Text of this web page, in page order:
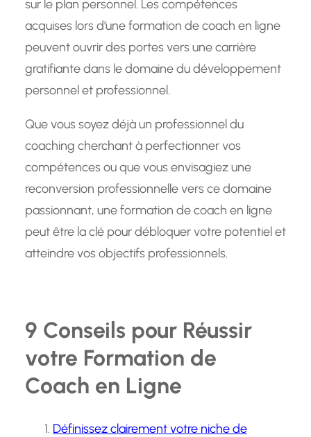
sur le plan personnel. Les compétences
acquises lors d’une formation de coach en ligne
peuvent ouvrir des portes vers une carrière
gratifiante dans le domaine du développement
personnel et professionnel.
Que vous soyez déjà un professionnel du
coaching cherchant à perfectionner vos
compétences ou que vous envisagiez une
reconversion professionnelle vers ce domaine
passionnant, une formation de coach en ligne
peut être la clé pour débloquer votre potentiel et
atteindre vos objectifs professionnels.
9 Conseils pour Réussir
votre Formation de
Coach en Ligne
Définissez clairement votre niche de